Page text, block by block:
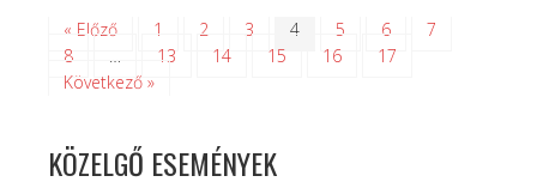
« Előző 1 2 3 4 5 6
7
8
13 14 15 16
17
Következő »
KÖZELGŐ ESEMÉNYEK